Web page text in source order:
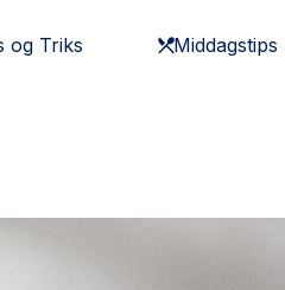
og Triks Middagstips